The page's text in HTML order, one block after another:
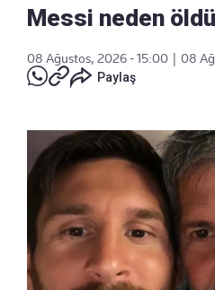
Messi neden
08 Ağustos, 2026 - 15:00
08
Paylaş